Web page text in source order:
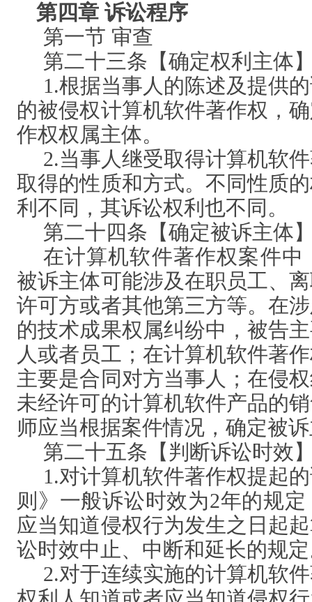
第四章 诉讼程序
第一节 审查
第二十三条【确定权利主体
1.根据当事人的陈述及提供
的被侵权计算机软件著作权，
作权权属主体。
2.当事人继受取得计算机软
取得的性质和方式。不同性质
利不同，其诉讼权利也不同。
第二十四条【确定被诉主体
在计算机软件著作权案件
被诉主体可能涉及在职员工、
许可方或者其他第三方等。在
的技术成果权属纠纷中，被告
人或者员工；在计算机软件著
主要是合同对方当事人；在侵
未经许可的计算机软件产品的
师应当根据案件情况，确定被
第二十五条【判断诉讼时效
1.对计算机软件著作权提起
则》一般诉讼时效为2年的规
应当知道侵权行为发生之日起
讼时效中止、中断和延长的规
2.对于连续实施的计算机软